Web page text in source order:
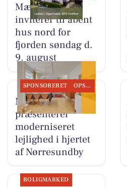
Mæglerhuset
inviterer til åbent
hus nord for
fjorden søndag d.
9. august
SPONSORERET OPSLAGSTAVLEN
Mæglerhuset
præsenterer
moderniseret
lejlighed i hjertet
af Nørresundby
BOLIGMARKED